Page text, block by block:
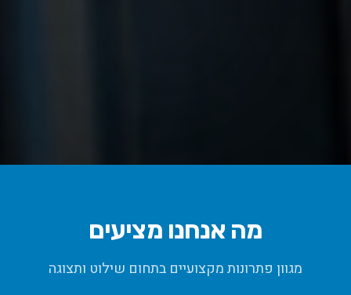
מה אנחנו מציעים
מגוון פתרונות מקצועיים בתחום שילוט ותצוגה